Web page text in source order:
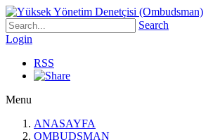
Search
Login
RSS
Menu
ANASAYFA
OMBUDSMAN